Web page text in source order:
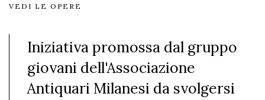
VEDI LE OPERE
Iniziativa promossa dal gruppo
giovani dell'Associazione
Antiquari Milanesi da svolgersi